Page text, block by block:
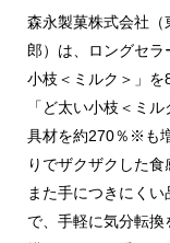
森永製菓株式会社（
郎）は、ロングセ
小枝＜ミルク＞」を
「ど太い小枝＜ミ
具材を約270％※も
りでザクザクした食
また手につきにく
で、手軽に気分転